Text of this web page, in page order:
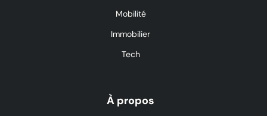
Mobilité
Immobilier
Tech
À propos